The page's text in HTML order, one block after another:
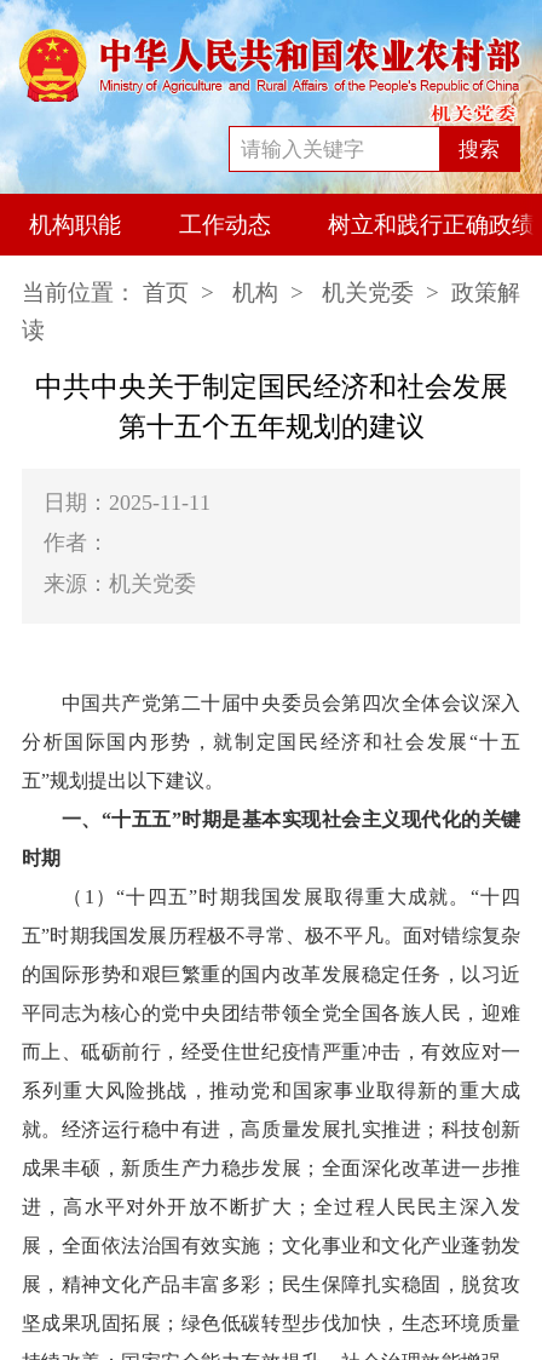
搜索
机构职能 工作动态 树立和践行正确政
当前位置： 首页 > 机构 > 机关党委> 政策解
读
中共中央关于制定国民经济和社会发展
第十五个五年规划的建议
日期：2025-11-11
作者：
来源：机关党委
中国共产党第二十届中央委员会第四次全体会议深入
分析国际国内形势，就制定国民经济和社会发展“十五
五”规划提出以下建议。
一、“十五五”时期是基本实现社会主义现代化的关键
时期
（1）“十四五”时期我国发展取得重大成就。“十四
五”时期我国发展历程极不寻常、极不平凡。面对错综复杂
的国际形势和艰巨繁重的国内改革发展稳定任务，以习近
平同志为核心的党中央团结带领全党全国各族人民，迎难
而上、砥砺前行，经受住世纪疫情严重冲击，有效应对一
系列重大风险挑战，推动党和国家事业取得新的重大成
就。经济运行稳中有进，高质量发展扎实推进；科技创新
成果丰硕，新质生产力稳步发展；全面深化改革进一步推
进，高水平对外开放不断扩大；全过程人民民主深入发
展，全面依法治国有效实施；文化事业和文化产业蓬勃发
展，精神文化产品丰富多彩；民生保障扎实稳固，脱贫攻
坚成果巩固拓展；绿色低碳转型步伐加快，生态环境质量